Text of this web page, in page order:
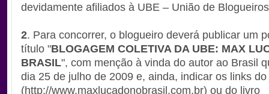
devidamente afiliados à UBE – União de
2. Para concorrer, o blogueiro deverá publicar um
título "BLOGAGEM COLETIVA DA UBE: MAX
BRASIL", com menção à vinda do autor ao Brasil
dia 25 de julho de 2009 e, ainda, indicar os links
(http://www.maxlucadonobrasil.com.br) ou do livro